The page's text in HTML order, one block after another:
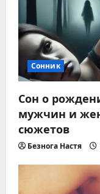
Сонник
Сон о
мужчин и
сюжетов
Безнога Настя